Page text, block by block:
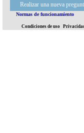
Realizar una nueva
Normas de funcionamiento
Condiciones de uso